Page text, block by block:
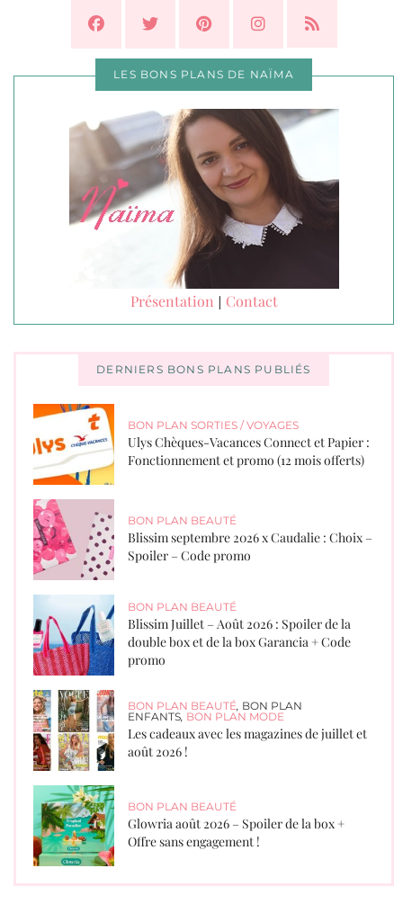
LES BONS PLANS DE NAÏMA
Présentation | Contact
DERNIERS BONS PLANS PUBLIÉS
BON PLAN SORTIES / VOYAGES
Ulys Chèques-Vacances Connect et Papier :
Fonctionnement et promo (12 mois offerts)
BON PLAN BEAUTÉ
Blissim septembre 2026 x Caudalie : Choix –
Spoiler – Code promo
BON PLAN BEAUTÉ
Blissim Juillet – Août 2026 : Spoiler de la
double box et de la box Garancia + Code
promo
BON PLAN BEAUTÉ BON PLAN
ENFANTS BON PLAN MODE
Les cadeaux avec les magazines de juillet et
août 2026 !
BON PLAN BEAUTÉ
Glowria août 2026 – Spoiler de la box +
Offre sans engagement !